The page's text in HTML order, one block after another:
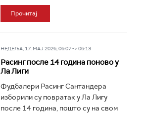
Прочитај
НЕДЕЉА, 17. МАЈ 2026, 06:07 -> 06:13
Расинг после 14 година поново у
Ла Лиги
Фудбалери Расинг Сантандера
изборили су повратак у Ла Лигу
после 14 година, пошто су на свом